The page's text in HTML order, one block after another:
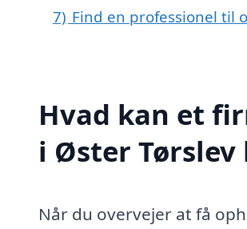
7) Find en professionel til
Hvad kan et
i Øster
Når du overvejer at få